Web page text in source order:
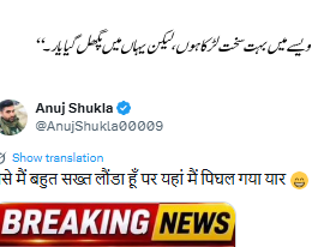
’ویسے میں بہت سخت لڑکا ہوں، لیکن یہاں میں پگھل گیا یار۔‘‘